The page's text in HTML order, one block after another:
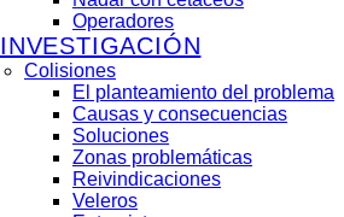
Operadores
INVESTIGACIÓN
Colisiones
El planteamiento del problema
Causas y consecuencias
Soluciones
Zonas problemáticas
Reivindicaciones
Veleros